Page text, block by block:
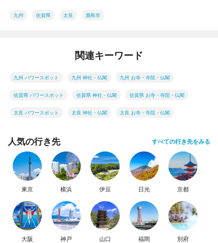
九州 佐賀県 太良 鹿島市
関連キーワード
九州 パワースポット 九州 神社・仏閣 九州 お寺・寺院・仏閣
佐賀県 パワースポット 佐賀県 神社・仏閣 佐賀県 お寺・寺院・仏閣
太良 パワースポット 太良 神社・仏閣 太良 お寺・寺院・仏閣
人気の行き先 すべての行き先をみる
東京 横浜 伊豆 日光 京都
大阪 神戸 山口 福岡 別府